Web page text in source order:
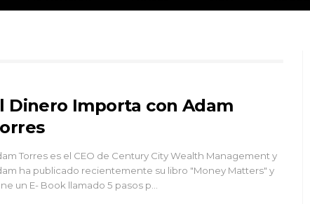
Dinero Importa con Adam
Torres es el CEO de Century City Wealth Management y
ha publicado recientemente su libro "Money Matters" y
un E- Book llamado 5 pasos p…